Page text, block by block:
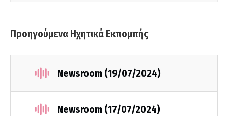
Προηγούμενα Ηχητικά Εκπομπής
Newsroom (19/07/2024)
Newsroom (17/07/2024)